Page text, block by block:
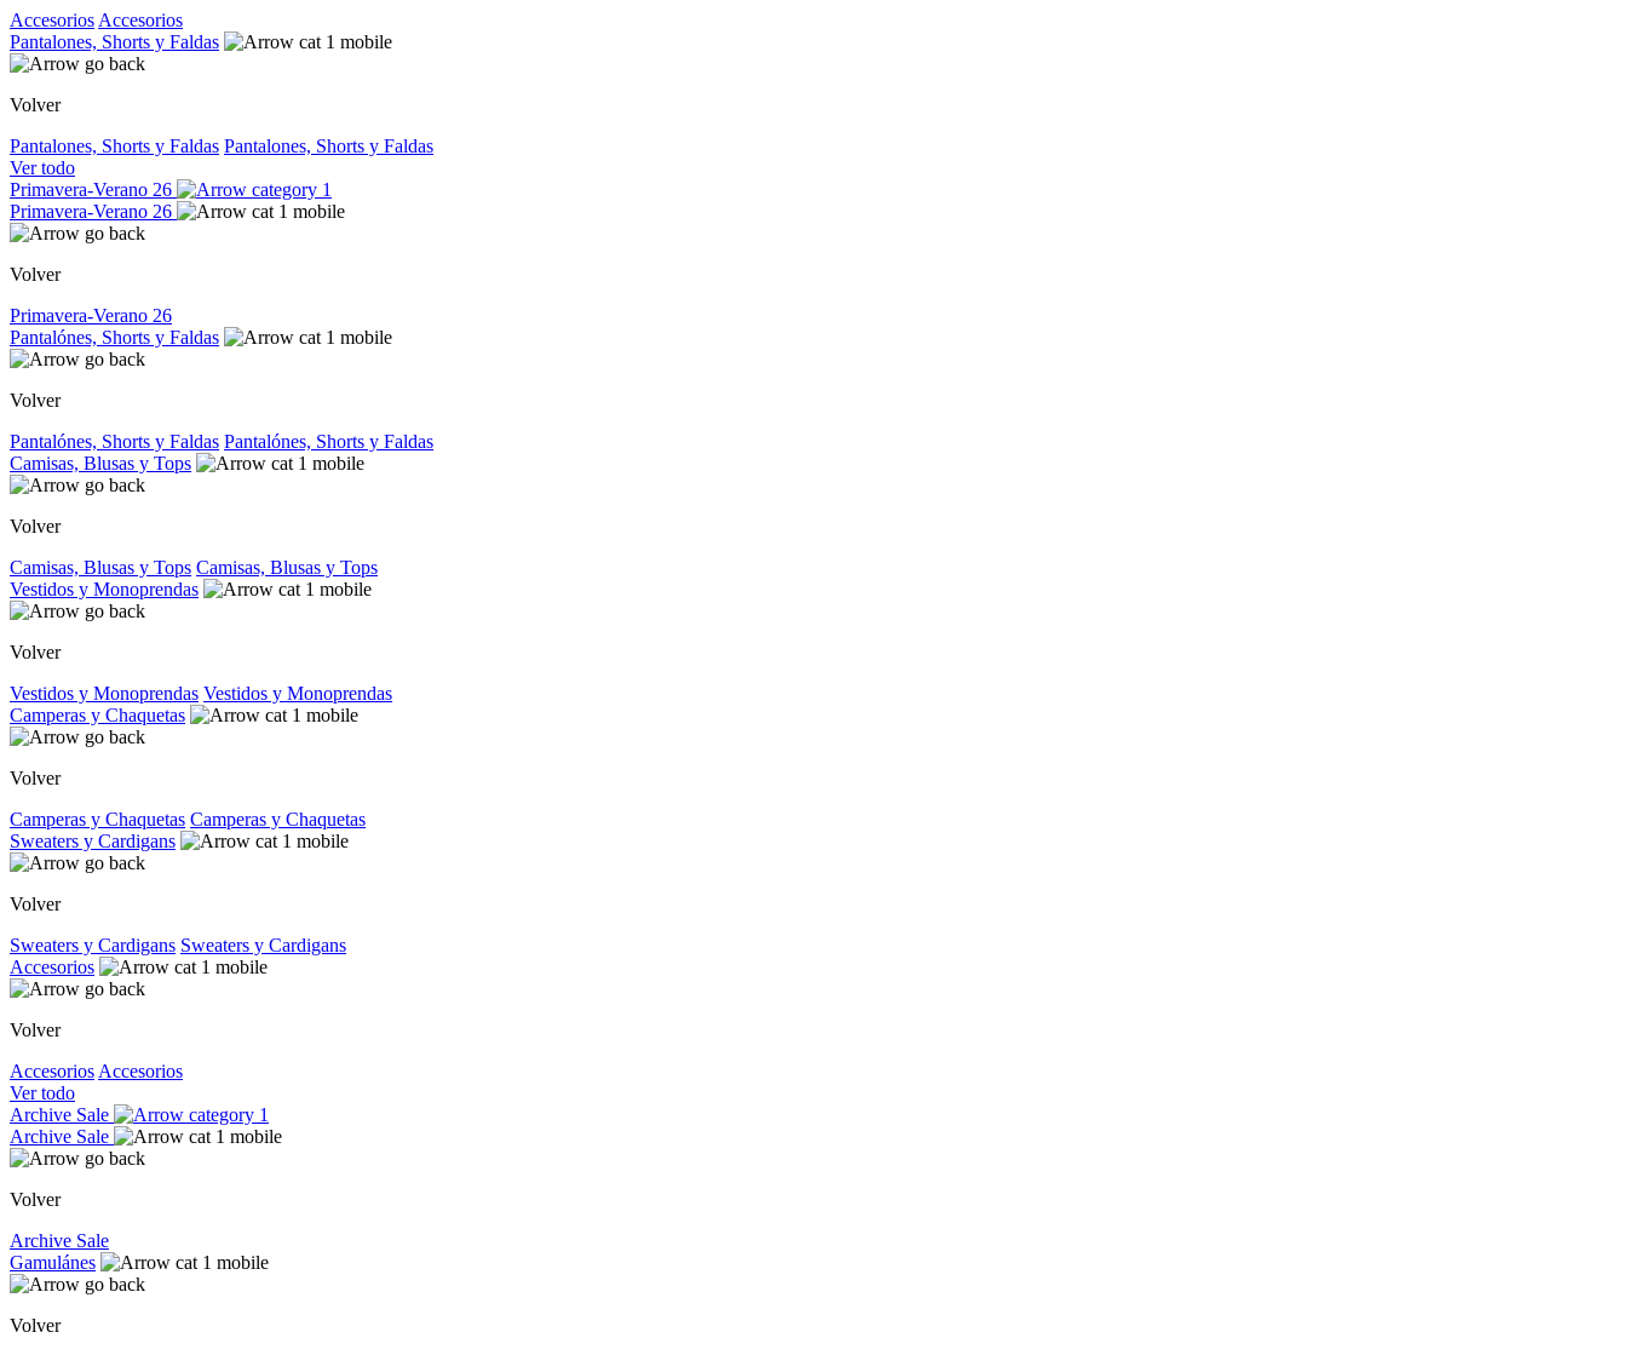
Accesorios Accesorios
Pantalones, Shorts y Faldas
Volver
Pantalones, Shorts y Faldas Pantalones, Shorts y Faldas
Ver todo
Primavera-Verano 26
Primavera-Verano 26
Volver
Primavera-Verano 26
Pantalónes, Shorts y Faldas
Volver
Pantalónes, Shorts y Faldas Pantalónes, Shorts y Faldas
Camisas, Blusas y Tops
Volver
Camisas, Blusas y Tops Camisas, Blusas y Tops
Vestidos y Monoprendas
Volver
Vestidos y Monoprendas Vestidos y Monoprendas
Camperas y Chaquetas
Volver
Camperas y Chaquetas Camperas y Chaquetas
Sweaters y Cardigans
Volver
Sweaters y Cardigans Sweaters y Cardigans
Accesorios
Volver
Accesorios Accesorios
Ver todo
Archive Sale
Archive Sale
Volver
Archive Sale
Gamulánes
Volver